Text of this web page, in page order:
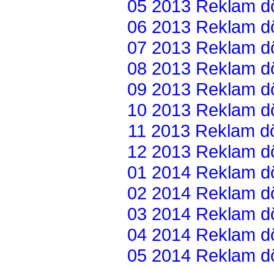
05 2013 Reklam
06 2013 Reklam
07 2013 Reklam
08 2013 Reklam
09 2013 Reklam
10 2013 Reklam
11 2013 Reklam
12 2013 Reklam
01 2014 Reklam
02 2014 Reklam
03 2014 Reklam
04 2014 Reklam
05 2014 Reklam